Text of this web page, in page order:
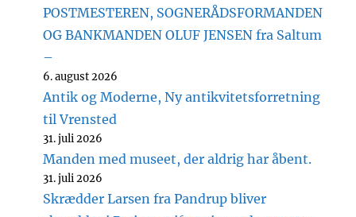
POSTMESTEREN, SOGNERÅDSFORMANDEN
OG BANKMANDEN OLUF JENSEN fra Saltum
–
6. august 2026
Antik og Moderne, Ny antikvitetsforretning
til Vrensted
31. juli 2026
Manden med museet, der aldrig har åbent.
31. juli 2026
Skrædder Larsen fra Pandrup bliver